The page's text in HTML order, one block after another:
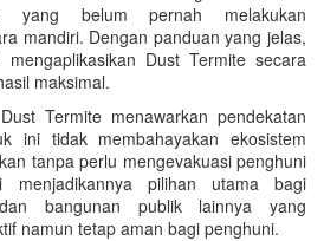
yang belum pernah melakukan
mandiri. Dengan panduan yang jelas,
Dust Termite secara
maksimal.
Termite menawarkan pendekatan
ini tidak membahayakan ekosistem
tanpa perlu mengevakuasi penghuni
menjadikannya pilihan utama bagi
bangunan publik lainnya yang
namun tetap aman bagi penghuni.